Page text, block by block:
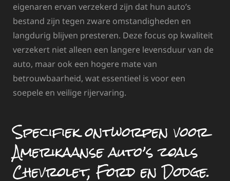
eigenaren ervan verzekerd zijn dat hun auto’s
bestand zijn tegen zware omstandigheden en
langdurig blijven presteren. Deze focus op kwaliteit
verzekert niet alleen een langere levensduur van de
auto, maar ook een hogere mate van
betrouwbaarheid, wat essentieel is voor een
soepele en veilige rijervaring.
Specifiek ontworpen voor
Amerikaanse auto’s zoals
Chevrolet, Ford en Dodge.